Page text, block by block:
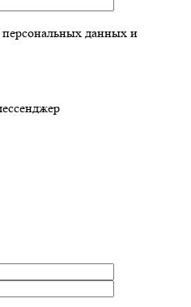
персональных данных и